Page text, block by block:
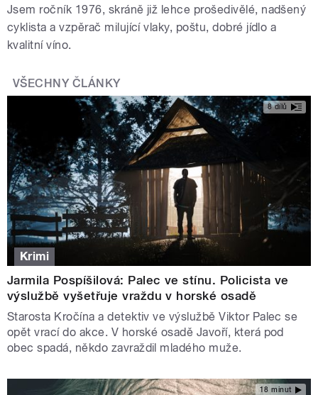
Jsem ročník 1976, skráně již lehce prošedivělé, nadšený
cyklista a vzpěrač milující vlaky, poštu, dobré jídlo a
kvalitní víno.
VŠECHNY ČLÁNKY
8 dílů
Krimi
Jarmila Pospíšilová: Palec ve stínu. Policista ve
výslužbě vyšetřuje vraždu v horské osadě
Starosta Kročína a detektiv ve výslužbě Viktor Palec se
opět vrací do akce. V horské osadě Javoří, která pod
obec spadá, někdo zavraždil mladého muže.
18 minut